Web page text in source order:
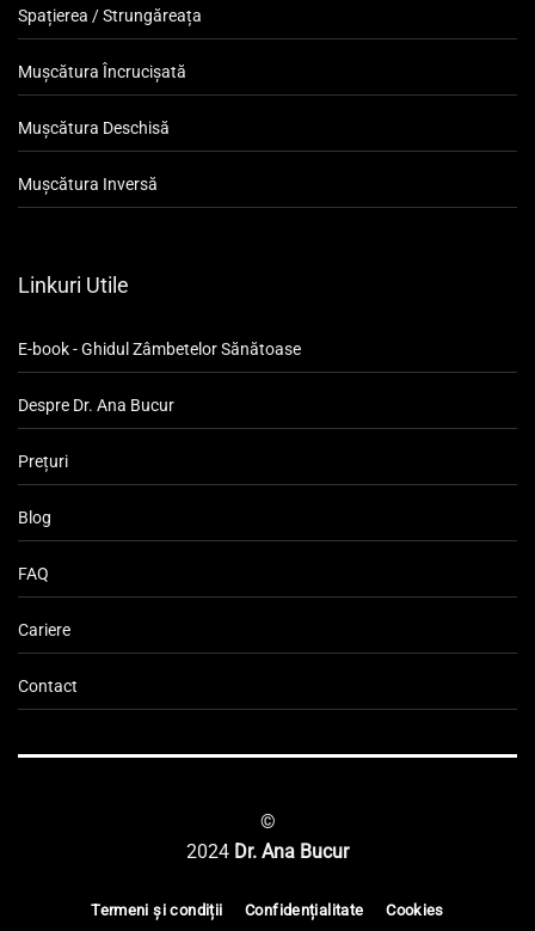
Spațierea / Strungăreața
Mușcătura Încrucișată
Mușcătura Deschisă
Mușcătura Inversă
Linkuri Utile
E-book - Ghidul Zâmbetelor Sănătoase
Despre Dr. Ana Bucur
Prețuri
Blog
FAQ
Cariere
Contact
©
2024 Dr. Ana Bucur
Termeni și condiții Confidențialitate Cookies